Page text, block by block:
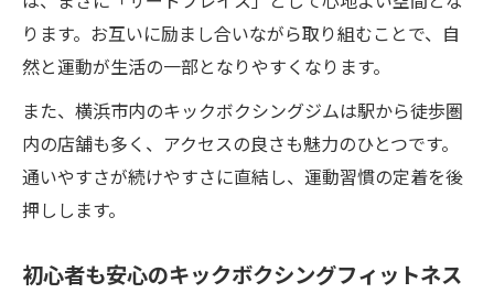
ります。お互いに励まし合いながら取り組むことで、自
然と運動が生活の一部となりやすくなります。
また、横浜市内のキックボクシングジムは駅から徒歩圏
内の店舗も多く、アクセスの良さも魅力のひとつです。
通いやすさが続けやすさに直結し、運動習慣の定着を後
押しします。
初心者も安心のキックボクシングフィットネス